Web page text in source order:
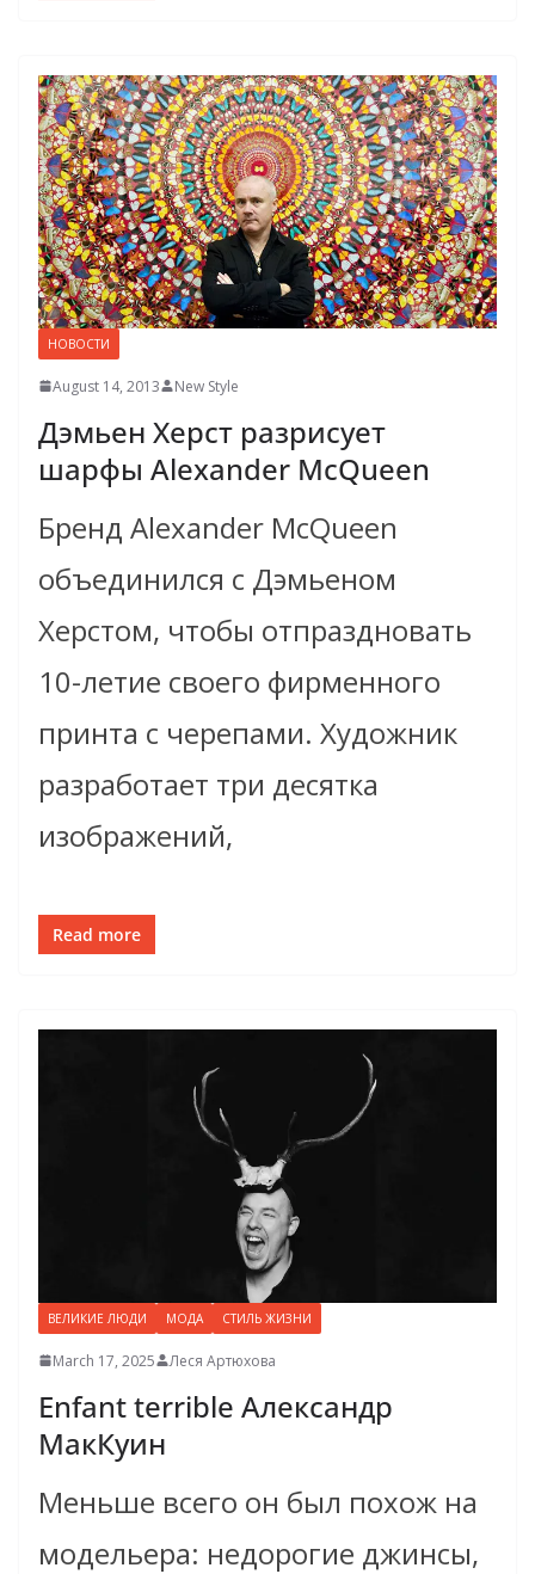
НОВОСТИ
August 14, 2013 New Style
Дэмьен Херст разрисует
шарфы Alexander McQueen
Бренд Alexander McQueen
объединился с Дэмьеном
Херстом, чтобы отпраздновать
10-летие своего фирменного
принта с черепами. Художник
разработает три десятка
изображений,
Read more
ВЕЛИКИЕ ЛЮДИ МОДА СТИЛЬ ЖИЗНИ
March 17, 2025 Леся Артюхова
Enfant terrible Александр
МакКуин
Меньше всего он был похож на
модельера: недорогие джинсы,